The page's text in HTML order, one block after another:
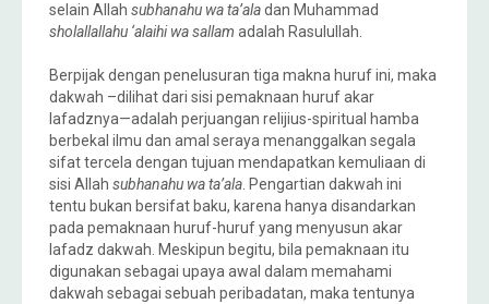
selain Allah subhanahu wa ta’aladan Muhammad
sholallallahu ‘alaihi wa sallam adalah Rasulullah.
Berpijak dengan penelusuran tiga makna huruf ini, maka
dakwah –dilihat dari sisi pemaknaan huruf akar
lafadznya—adalah perjuangan relijius-spiritual hamba
berbekal ilmu dan amal seraya menanggalkan segala
sifat tercela dengan tujuan mendapatkan kemuliaan di
sisi Allah subhanahu wa ta’ala. Pengartian dakwah ini
tentu bukan bersifat baku, karena hanya disandarkan
pada pemaknaan huruf-huruf yang menyusun akar
lafadz dakwah. Meskipun begitu, bila pemaknaan itu
digunakan sebagai upaya awal dalam memahami
dakwah sebagai sebuah peribadatan, maka tentunya